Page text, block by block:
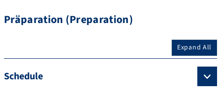
Präparation (Preparation)
Expand All
Schedule